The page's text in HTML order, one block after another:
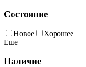
Состояние
Новое
Хорошее
Ещё
Наличие